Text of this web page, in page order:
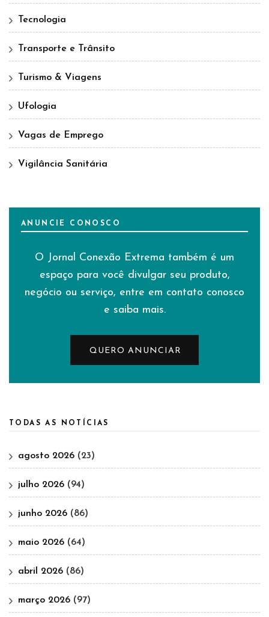
Tecnologia
Transporte e Trânsito
Turismo & Viagens
Ufologia
Vagas de Emprego
Vigilância Sanitária
ANUNCIE CONOSCO
O Jornal Conexão Extrema também é um
espaço para você divulgar seu produto,
negócio ou serviço, entre em contato conosco
e saiba mais.
QUERO ANUNCIAR
TODAS AS NOTÍCIAS
agosto 2026 (23)
julho 2026 (94)
junho 2026 (86)
maio 2026 (64)
abril 2026 (86)
março 2026 (97)